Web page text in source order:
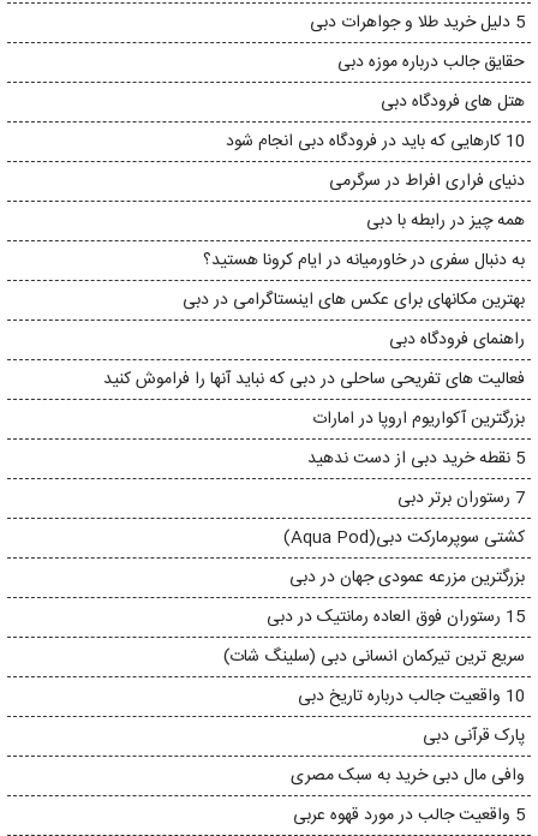
5 دلیل خرید طلا و جواهرات دبی
حقایق جالب درباره موزه دبی
هتل های فرودگاه دبی
10 کارهایی که باید در فرودگاه دبی انجام شود
دنیای فراری افراط در سرگرمی
همه چیز در رابطه با دبی
به دنبال سفری در خاورمیانه در ایام کرونا هستید؟
بهترین مکانهای برای عکس های اینستاگرامی در دبی
راهنمای فرودگاه دبی
فعالیت های تفریحی ساحلی در دبی که نباید آنها را فراموش کنید
بزرگترین آکواریوم اروپا در امارات
5 نقطه خرید دبی از دست ندهید
7 رستوران برتر دبی
کشتی سوپرمارکت دبی(Aqua Pod)
بزرگترین مزرعه عمودی جهان در دبی
15 رستوران فوق العاده رمانتیک در دبی
سریع ترین تیرکمان انسانی دبی (سلینگ شات)
10 واقعیت جالب درباره تاریخ دبی
پارک قرآنی دبی
وافی مال دبی خرید به سبک مصری
5 واقعیت جالب در مورد قهوه عربی